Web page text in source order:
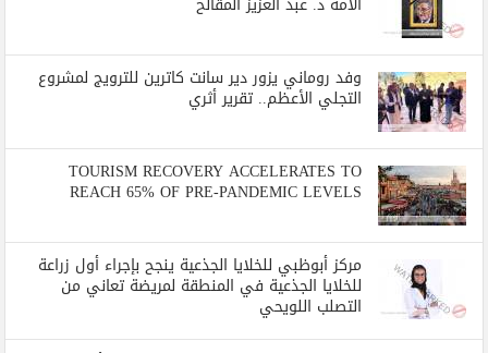
وفد روماني يزور دير سانت كاترين للترويج لمشروع
التجلي الأعظم.. تقرير أثري
TOURISM RECOVERY ACCELERATES TO
REACH 65% OF PRE-PANDEMIC LEVELS
مركز أبوظبي للخلايا الجذعية ينجح بإجراء أول زراعة
للخلايا الجذعية في المنطقة لمريضة تعاني من
التصلب اللويحي